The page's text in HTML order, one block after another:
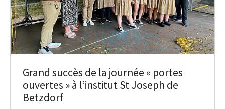
Grand succès de la journée « portes
ouvertes » à l’institut St Joseph de
Betzdorf